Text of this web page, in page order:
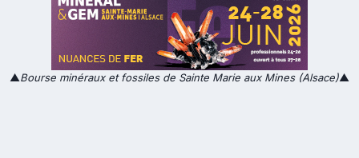
▲Bourse minéraux et fossiles de Sainte Marie aux Mines (Alsace)▲